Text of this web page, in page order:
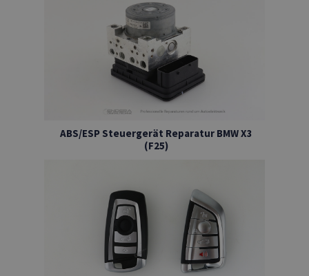
ABS/ESP Steuergerät Reparatur BMW X3
(F25)